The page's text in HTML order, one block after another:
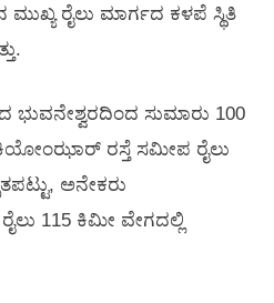
ರೈಲು ಮಾರ್ಗದ ಕಳಪೆ ಸ್ಥಿತಿ
ಭುವನೇಶ್ವರದಿಂದ ಸುಮಾರು 100
ರಸ್ತೆ ಸಮೀಪ ರೈಲು
ಅನೇಕರು
115 ಕಿಮೀ ವೇಗದಲ್ಲಿ